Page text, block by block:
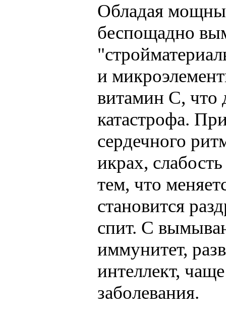
Обладая
беспощадно
и
витамин С, что
катастрофа.
сердечного
икрах,
тем, что
становится
спит. С
иммунитет,
интеллект,
заболевания.